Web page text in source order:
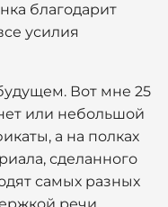
благодарит
усилия
Вот мне 25
или небольшой
а на полках
сделанного
самых разных